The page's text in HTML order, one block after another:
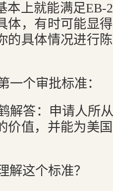
本上就能满足EB-
体，有时可能显
的具体情况进行
一个审批标准：
解答：申请人所
价值，并能为美
解这个标准？